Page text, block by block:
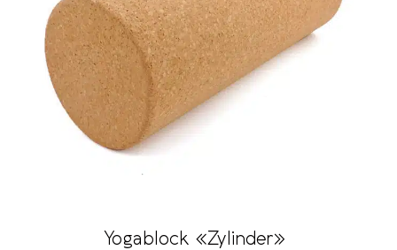
Yogablock «Zylinder»